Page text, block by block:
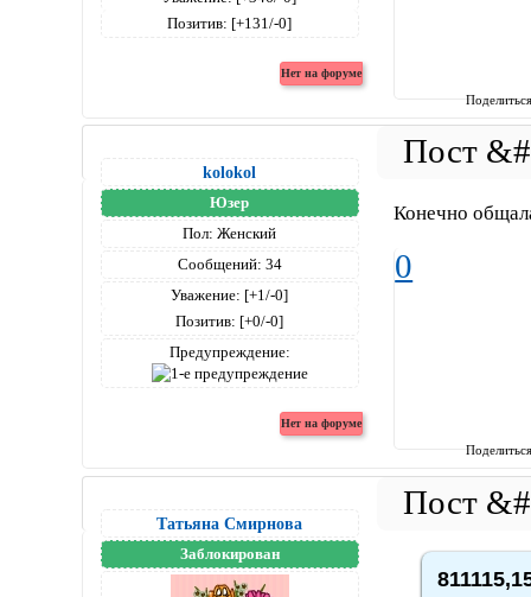
Позитив: [+131/-0]
kolokol
Юзер
Пол: Женский
Сообщений: 34
Уважение: [+1/-0]
Позитив: [+0/-0]
Предупреждение:
Конечно
0
Татьяна Смирнова
Заблокирован